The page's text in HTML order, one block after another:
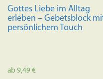
Gottes Liebe im Alltag
erleben – Gebetsblock
persönlichem Touch
ab 9,49€